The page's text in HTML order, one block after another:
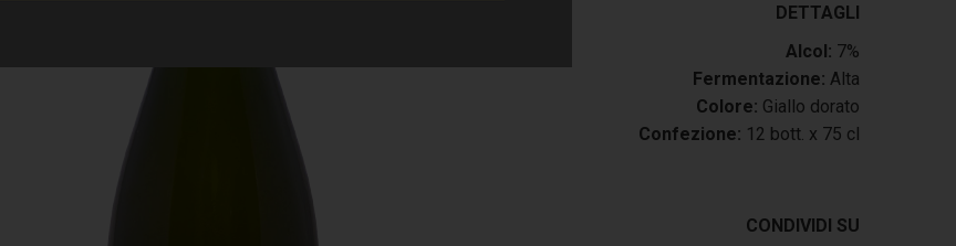
DETTAGLI
Alcol: 7%
Fermentazione: Alta
Colore: Giallo dorato
Confezione: 12 bott. x 75 cl
CONDIVIDI SU